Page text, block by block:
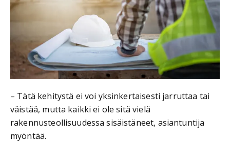
– Tätä kehitystä ei voi yksinkertaisesti jarruttaa tai
väistää, mutta kaikki ei ole sitä vielä
rakennusteollisuudessa sisäistäneet, asiantuntija
myöntää.